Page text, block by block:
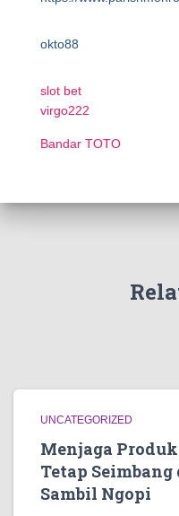
okto88
slot bet
virgo222
Bandar TOTO
UNCATEGORIZED
Menjaga
Tetap
Sambil Ngopi